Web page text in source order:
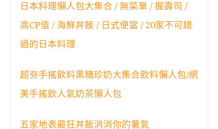
日本料理懶人包大集合 / 無菜單 / 握壽司 /
高CP值 / 海鮮丼飯 / 日式便當 / 20家不可錯
過的日本料理
超夯手搖飲料黑糖珍奶大集合飲料懶人包/網
美手搖飲人氣奶茶懶人包
五家地表最狂丼飯消消你的暑氣